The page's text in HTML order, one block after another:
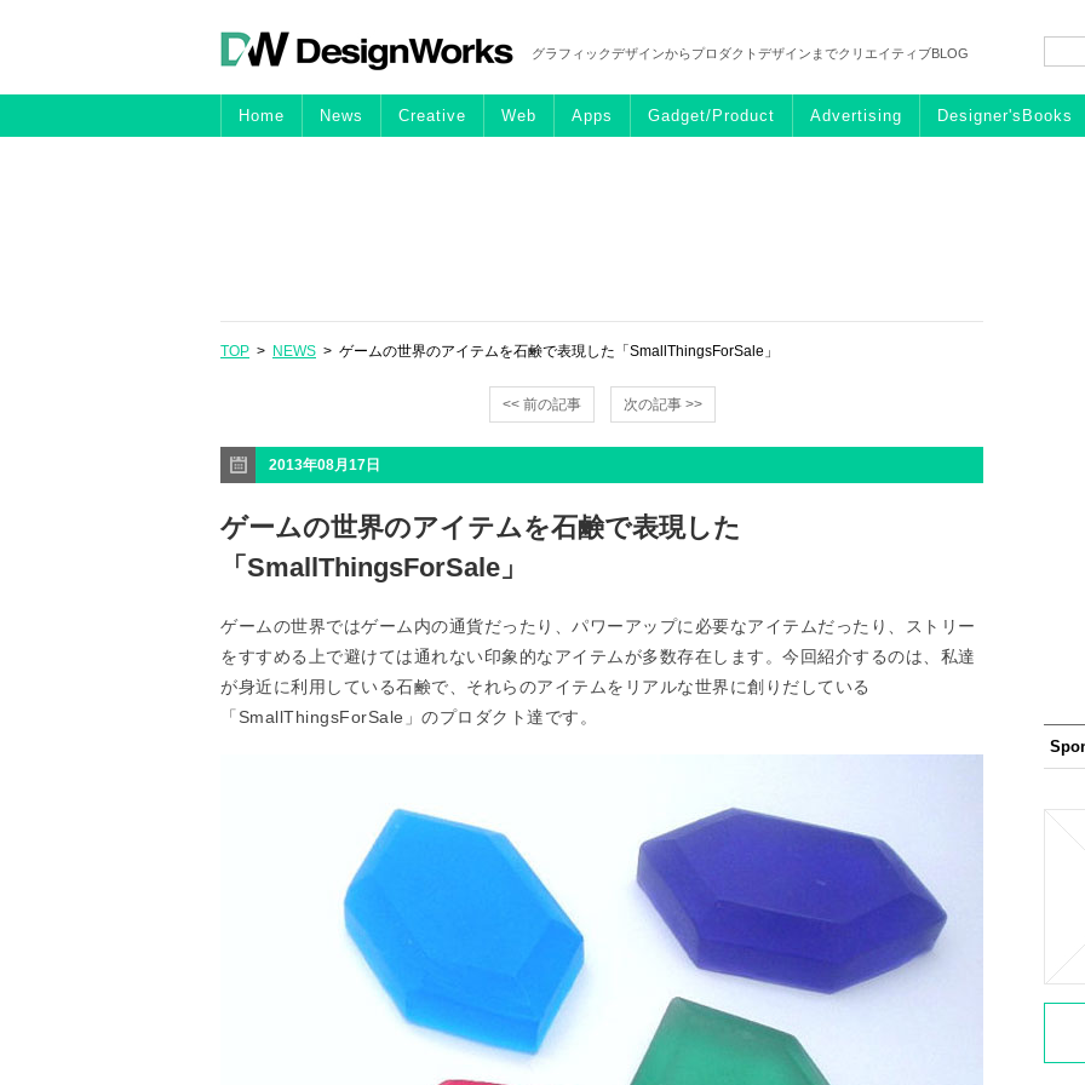
グラフィックデザインからプロダクトデザインまでクリエイティブBLOG
Home News Creative Web Apps Gadget/Product Advertising Designer'sBooks
TOP > NEWS > ゲームの世界のアイテムを石鹸で表現した「SmallThingsForSale」
<< 前の記事 次の記事 >>
2013年08月17日
ゲームの世界のアイテムを石鹸で表現した
「SmallThingsForSale」
ゲームの世界ではゲーム内の通貨だったり、パワーアップに必要なアイテムだったり、ストリー
をすすめる上で避けては通れない印象的なアイテムが多数存在します。今回紹介するのは、私達
が身近に利用している石鹸で、それらのアイテムをリアルな世界に創りだしている
「SmallThingsForSale」のプロダクト達です。